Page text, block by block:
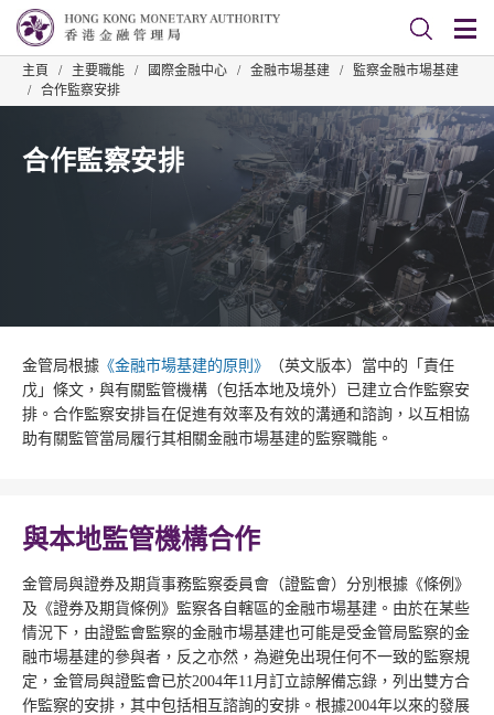
主頁 / 主要職能 / 國際金融中心 / 金融市場基建 /
監察金融市場基建
/
合作監察安排
合作監察安排
金管局根據 《金融市場基建的原則》
（英文版本）當中的「責任
戊」條文，與有關監管機構（包括本地及境外）已建立合作監察安
排。合作監察安排旨在促進有效率及有效的溝通和諮詢，以互相協
助有關監管當局履行其相關金融市場基建的監察職能。
與本地監管機構合作
金管局與證券及期貨事務監察委員會（證監會）分別根據《條例》
及《證券及期貨條例》監察各自轄區的金融市場基建。由於在某些
情況下，由證監會監察的金融市場基建也可能是受金管局監察的金
融市場基建的參與者，反之亦然，為避免出現任何不一致的監察規
定，金管局與證監會已於2004年11月訂立諒解備忘錄，列出雙方合
作監察的安排，其中包括相互諮詢的安排。根據2004年以來的發展